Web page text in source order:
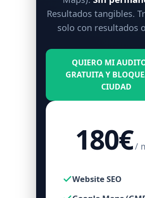
Resultados tangibles.
solo con resultados
QUIERO MI
GRATUITA Y
CIUDAD
180€ /
Website SEO